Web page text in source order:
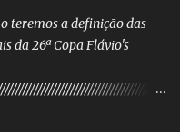
teremos a definição das
da 26ª Copa Flávio's